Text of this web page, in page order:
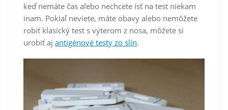
keď nemáte čas alebo nechcete ísť na test niekam
inam. Pokiaľ neviete, máte obavy alebo nemôžete
robiť klasický test s výterom z nosa, môžete si
urobiť aj antigénové testy zo slín.